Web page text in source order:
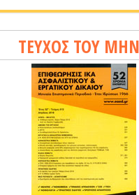
ΤΕΥΧΟΣ ΤΟΥ